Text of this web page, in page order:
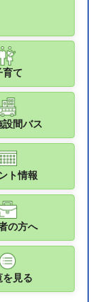
育て
設間バス
ト情報
の方へ
を見る